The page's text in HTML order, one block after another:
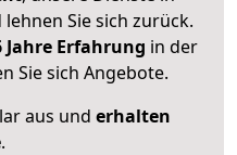
Sie sich zurück.
Jahre Erfahrung in der
Sie sich Angebote.
aus und erhalten
.